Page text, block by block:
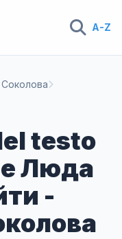
A-Z
testo
Люда
-